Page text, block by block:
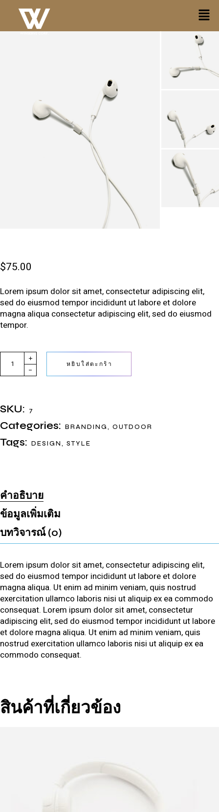
$75.00
Lorem ipsum dolor sit amet, consectetur adipiscing elit,
sed do eiusmod tempor incididunt ut labore et dolore
magna aliqua consectetur adipiscing elit, sed do eiusmod
tempor.
หยิบใส่ตะกร้า
SKU: 7
Categories: BRANDING, OUTDOOR
Tags: DESIGN, STYLE
คำอธิบาย
ข้อมูลเพิ่มเติม
บทวิจารณ์ (0)
Lorem ipsum dolor sit amet, consectetur adipiscing elit,
sed do eiusmod tempor incididunt ut labore et dolore
magna aliqua. Ut enim ad minim veniam, quis nostrud
exercitation ullamco laboris nisi ut aliquip ex ea commodo
consequat. Lorem ipsum dolor sit amet, consectetur
adipiscing elit, sed do eiusmod tempor incididunt ut labore
et dolore magna aliqua. Ut enim ad minim veniam, quis
nostrud exercitation ullamco laboris nisi ut aliquip ex ea
commodo consequat.
สินค้าที่เกี่ยวข้อง